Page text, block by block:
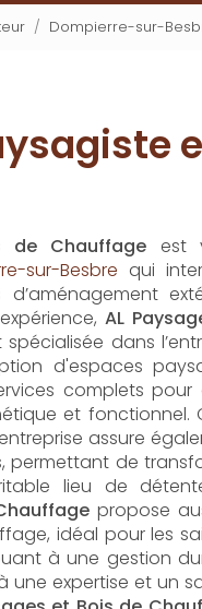
Dompierre-sur-
de Chauffage est
sur-Besbre qui
AL
dans
d'espaces
complets pour
et fonctionnel.
assure
permettant de
lieu de
propose
idéal pour les
à une gestion
une expertise et un